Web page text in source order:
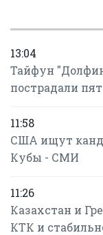
13:04
Тайфун
пострадали
11:58
США ищут
Кубы - СМИ
11:26
Казахстан и
КТК и